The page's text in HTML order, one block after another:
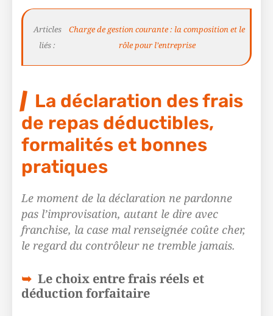
Articles
liés :
Charge de gestion courante : la composition et le
rôle pour l’entreprise
La déclaration des frais
de repas déductibles,
formalités et bonnes
pratiques
Le moment de la déclaration ne pardonne
pas l’improvisation, autant le dire avec
franchise, la case mal renseignée coûte cher,
le regard du contrôleur ne tremble jamais.
Le choix entre frais réels et
déduction forfaitaire